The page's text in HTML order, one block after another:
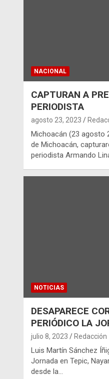
NACIONAL
CAPTURAN A
PERIODISTA
agosto 23, 2023
Michoacán (23 agosto
de Michoacán,
periodista Armando
NOTICIAS
DESAPARECE
PERIÓDICO LA
julio 8, 2023 Redacción
Luis Martín Sánchez
Jornada en Tepic,
desde la…